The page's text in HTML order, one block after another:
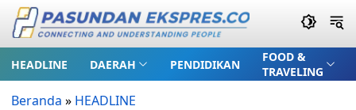
HEADLINE DAERAH PENDIDIKAN
FOOD &
TRAVELING
Beranda » HEADLINE